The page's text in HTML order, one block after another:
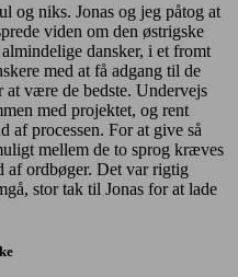
og niks. Jonas og jeg påtog at
viden om den østrigske
dansker, i et fromt
med at få adgang til de
være de bedste. Undervejs
med projektet, og rent
af processen. For at give så
mellem de to sprog kræves
af ordbøger. Det var rigtig
stor tak til Jonas for at lade